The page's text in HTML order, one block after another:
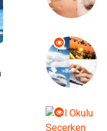
Plastik
Tekstil
Hizmet